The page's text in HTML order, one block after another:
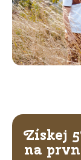
Získej
na